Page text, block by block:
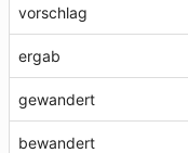
vorschlag
ergab
gewandert
bewandert